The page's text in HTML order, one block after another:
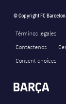
© Copyright FC
Términos legales
Contáctenos
Consent choices